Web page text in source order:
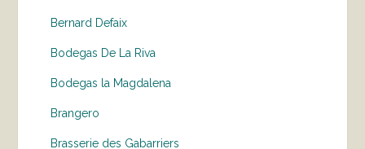
Bernard Defaix
Bodegas De La Riva
Bodegas la Magdalena
Brangero
Brasserie des Gabarriers